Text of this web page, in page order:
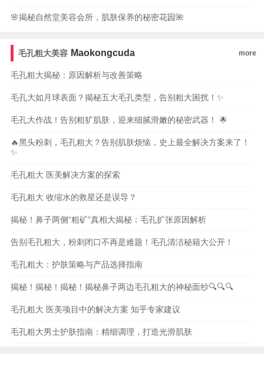
🌸揭秘自然堂美容会所，肌肤保养的秘密花园🌺
毛孔粗大美容 Maokongcuda more
毛孔粗大揭秘：原因解析与改善策略
毛孔大如月球表面？揭秘五大毛孔类型，告别粗大困扰！✨
毛孔大作战！告别粗犷肌肤，迎来细腻滑嫩的秘密武器！ 🌟
🔥黑头粉刺，毛孔粗大？告别肌肤烦恼，史上最全解决方案来了！
✨
毛孔粗大 医美解决方案的探索
毛孔粗大 收缩水的救星还是误导？
揭秘！鼻子两侧“粗矿”真相大揭秘：毛孔扩张原因解析
告别毛孔粗大，粉刺闭口不再是难题！毛孔清洁秘籍大公开！
毛孔粗大：护肤策略与产品选择指南
揭秘！揭秘！揭秘！揭秘鼻子两边毛孔粗大的神秘面纱🔍🔍🔍
毛孔粗大 医美项目中的解决方案 知乎专家建议
毛孔粗大男士护肤指南：精细调理，打造光滑肌肤